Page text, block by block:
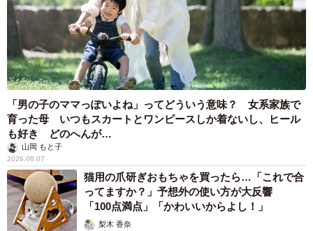
「男の子のママっぽいよね」ってどういう意味？ 女系家族で
育った母 いつもスカートとワンピースしか着ないし、ヒール
も好き どのへんが…
山岡 もと子
2026.08.07
猫用の爪研ぎおもちゃを買ったら…「これで合
ってますか？」予想外の使い方が大反響
「100点満点」「かわいいからよし！」
梨木 香奈